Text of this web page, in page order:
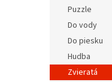
Puzzle
Do vody
Do piesku
Hudba
Zvieratá